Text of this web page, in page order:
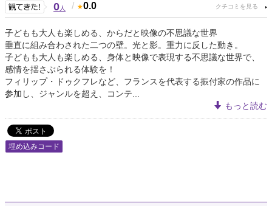
0人 / 0.0
子どもも大人も楽しめる、からだと映像の不思議な世界
垂直に組み合わされた二つの壁。光と影。重力に反した動き。
子どもも大人も楽しめる、身体と映像で表現する不思議な世界で、
感情を揺さぶられる体験を！
フィリップ・ドゥクフレなど、フランスを代表する振付家の作品に
参加し、ジャンルを超え、コンテ...
もっと読む
埋め込みコード